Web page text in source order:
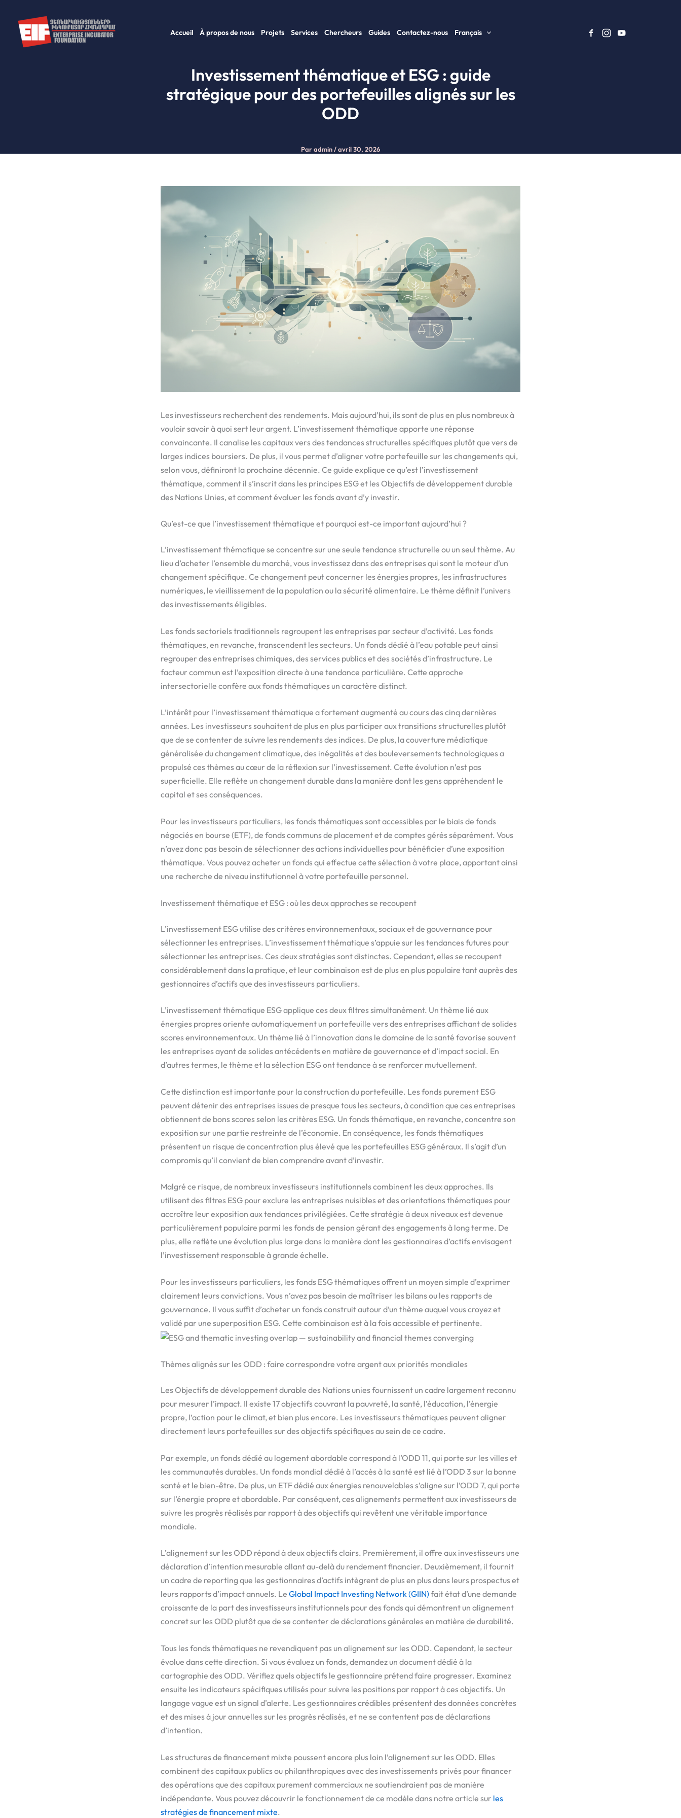
contenu
Accueil À propos de nous Projets Services Chercheurs Guides Contactez-nous Français
Investissement thématique et ESG : guide
stratégique pour des portefeuilles alignés sur les
ODD
Paradmin/avril 30, 2026
Les investisseurs recherchent des rendements. Mais aujourd’hui, ils sont de plus en plus nombreux à
vouloir savoir à quoi sert leur argent. L’investissement thématique apporte une réponse
convaincante. Il canalise les capitaux vers des tendances structurelles spécifiques plutôt que vers de
larges indices boursiers. De plus, il vous permet d’aligner votre portefeuille sur les changements qui,
selon vous, définiront la prochaine décennie. Ce guide explique ce qu’est l’investissement
thématique, comment il s’inscrit dans les principes ESG et les Objectifs de développement durable
des Nations Unies, et comment évaluer les fonds avant d’y investir.
Qu’est-ce que l’investissement thématique et pourquoi est-ce important aujourd’hui ?
L’investissement thématique se concentre sur une seule tendance structurelle ou un seul thème. Au
lieu d’acheter l’ensemble du marché, vous investissez dans des entreprises qui sont le moteur d’un
changement spécifique. Ce changement peut concerner les énergies propres, les infrastructures
numériques, le vieillissement de la population ou la sécurité alimentaire. Le thème définit l’univers
des investissements éligibles.
Les fonds sectoriels traditionnels regroupent les entreprises par secteur d’activité. Les fonds
thématiques, en revanche, transcendent les secteurs. Un fonds dédié à l’eau potable peut ainsi
regrouper des entreprises chimiques, des services publics et des sociétés d’infrastructure. Le
facteur commun est l’exposition directe à une tendance particulière. Cette approche
intersectorielle confère aux fonds thématiques un caractère distinct.
L’intérêt pour l’investissement thématique a fortement augmenté au cours des cinq dernières
années. Les investisseurs souhaitent de plus en plus participer aux transitions structurelles plutôt
que de se contenter de suivre les rendements des indices. De plus, la couverture médiatique
généralisée du changement climatique, des inégalités et des bouleversements technologiques a
propulsé ces thèmes au cœur de la réflexion sur l’investissement. Cette évolution n’est pas
superficielle. Elle reflète un changement durable dans la manière dont les gens appréhendent le
capital et ses conséquences.
Pour les investisseurs particuliers, les fonds thématiques sont accessibles par le biais de fonds
négociés en bourse (ETF), de fonds communs de placement et de comptes gérés séparément. Vous
n’avez donc pas besoin de sélectionner des actions individuelles pour bénéficier d’une exposition
thématique. Vous pouvez acheter un fonds qui effectue cette sélection à votre place, apportant ainsi
une recherche de niveau institutionnel à votre portefeuille personnel.
Investissement thématique et ESG : où les deux approches se recoupent
L’investissement ESG utilise des critères environnementaux, sociaux et de gouvernance pour
sélectionner les entreprises. L’investissement thématique s’appuie sur les tendances futures pour
sélectionner les entreprises. Ces deux stratégies sont distinctes. Cependant, elles se recoupent
considérablement dans la pratique, et leur combinaison est de plus en plus populaire tant auprès des
gestionnaires d’actifs que des investisseurs particuliers.
L’investissement thématique ESG applique ces deux filtres simultanément. Un thème lié aux
énergies propres oriente automatiquement un portefeuille vers des entreprises affichant de solides
scores environnementaux. Un thème lié à l’innovation dans le domaine de la santé favorise souvent
les entreprises ayant de solides antécédents en matière de gouvernance et d’impact social. En
d’autres termes, le thème et la sélection ESG ont tendance à se renforcer mutuellement.
Cette distinction est importante pour la construction du portefeuille. Les fonds purement ESG
peuvent détenir des entreprises issues de presque tous les secteurs, à condition que ces entreprises
obtiennent de bons scores selon les critères ESG. Un fonds thématique, en revanche, concentre son
exposition sur une partie restreinte de l’économie. En conséquence, les fonds thématiques
présentent un risque de concentration plus élevé que les portefeuilles ESG généraux. Il s’agit d’un
compromis qu’il convient de bien comprendre avant d’investir.
Malgré ce risque, de nombreux investisseurs institutionnels combinent les deux approches. Ils
utilisent des filtres ESG pour exclure les entreprises nuisibles et des orientations thématiques pour
accroître leur exposition aux tendances privilégiées. Cette stratégie à deux niveaux est devenue
particulièrement populaire parmi les fonds de pension gérant des engagements à long terme. De
plus, elle reflète une évolution plus large dans la manière dont les gestionnaires d’actifs envisagent
l’investissement responsable à grande échelle.
Pour les investisseurs particuliers, les fonds ESG thématiques offrent un moyen simple d’exprimer
clairement leurs convictions. Vous n’avez pas besoin de maîtriser les bilans ou les rapports de
gouvernance. Il vous suffit d’acheter un fonds construit autour d’un thème auquel vous croyez et
validé par une superposition ESG. Cette combinaison est à la fois accessible et pertinente.
Thèmes alignés sur les ODD : faire correspondre votre argent aux priorités mondiales
Les Objectifs de développement durable des Nations unies fournissent un cadre largement reconnu
pour mesurer l’impact. Il existe 17 objectifs couvrant la pauvreté, la santé, l’éducation, l’énergie
propre, l’action pour le climat, et bien plus encore. Les investisseurs thématiques peuvent aligner
directement leurs portefeuilles sur des objectifs spécifiques au sein de ce cadre.
Par exemple, un fonds dédié au logement abordable correspond à l’ODD 11, qui porte sur les villes et
les communautés durables. Un fonds mondial dédié à l’accès à la santé est lié à l’ODD 3 sur la bonne
santé et le bien-être. De plus, un ETF dédié aux énergies renouvelables s’aligne sur l’ODD 7, qui porte
sur l’énergie propre et abordable. Par conséquent, ces alignements permettent aux investisseurs de
suivre les progrès réalisés par rapport à des objectifs qui revêtent une véritable importance
mondiale.
L’alignement sur les ODD répond à deux objectifs clairs. Premièrement, il offre aux investisseurs une
déclaration d’intention mesurable allant au-delà du rendement financier. Deuxièmement, il fournit
un cadre de reporting que les gestionnaires d’actifs intègrent de plus en plus dans leurs prospectus et
leurs rapports d’impact annuels. Le Global Impact Investing Network (GIIN) fait état d’une demande
croissante de la part des investisseurs institutionnels pour des fonds qui démontrent un alignement
concret sur les ODD plutôt que de se contenter de déclarations générales en matière de durabilité.
Tous les fonds thématiques ne revendiquent pas un alignement sur les ODD. Cependant, le secteur
évolue dans cette direction. Si vous évaluez un fonds, demandez un document dédié à la
cartographie des ODD. Vérifiez quels objectifs le gestionnaire prétend faire progresser. Examinez
ensuite les indicateurs spécifiques utilisés pour suivre les positions par rapport à ces objectifs. Un
langage vague est un signal d’alerte. Les gestionnaires crédibles présentent des données concrètes
et des mises à jour annuelles sur les progrès réalisés, et ne se contentent pas de déclarations
d’intention.
Les structures de financement mixte poussent encore plus loin l’alignement sur les ODD. Elles
combinent des capitaux publics ou philanthropiques avec des investissements privés pour financer
des opérations que des capitaux purement commerciaux ne soutiendraient pas de manière
indépendante. Vous pouvez découvrir le fonctionnement de ce modèle dans notre article sur les
stratégies de financement mixte.